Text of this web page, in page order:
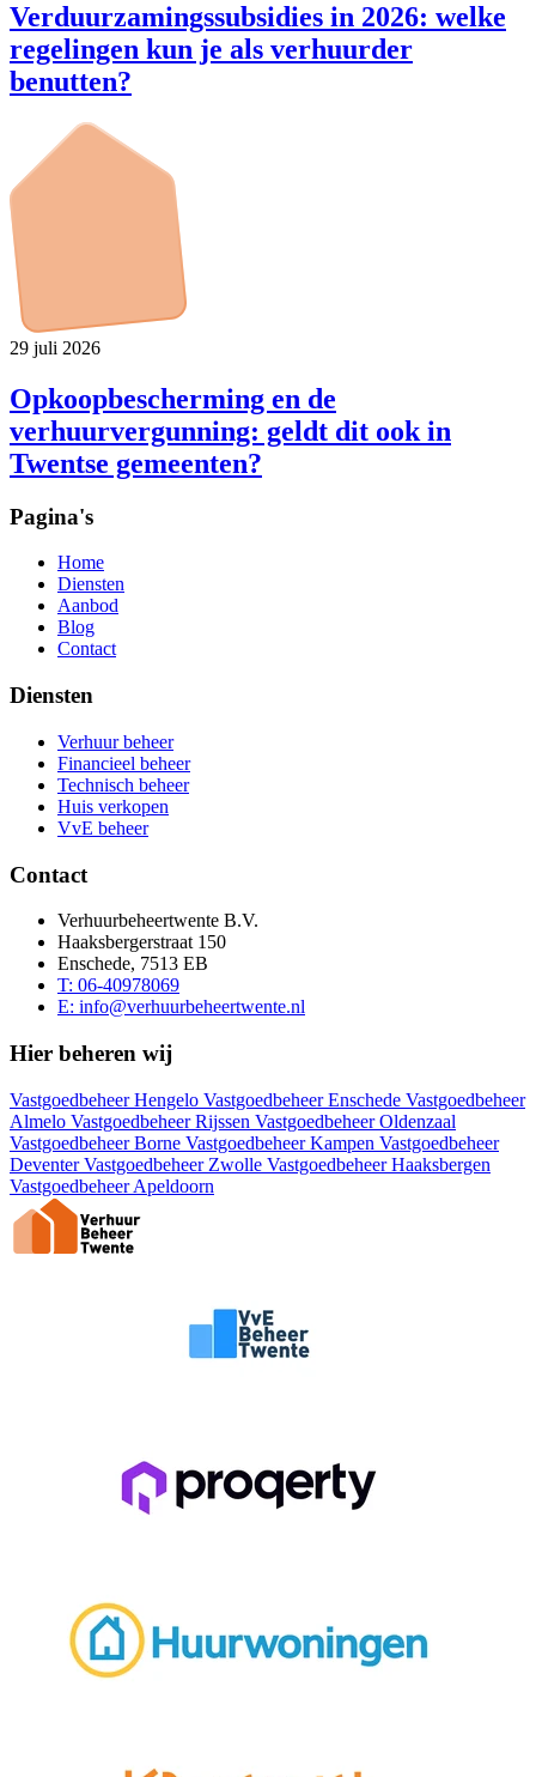
Verduurzamingssubsidies in 2026: welke
regelingen kun je als verhuurder
benutten?
29 juli 2026
Opkoopbescherming en de
verhuurvergunning: geldt dit ook in
Twentse gemeenten?
Pagina's
Home
Diensten
Aanbod
Blog
Contact
Diensten
Verhuur beheer
Financieel beheer
Technisch beheer
Huis verkopen
VvE beheer
Contact
Verhuurbeheertwente B.V.
Haaksbergerstraat 150
Enschede, 7513 EB
T: 06-40978069
E: info@verhuurbeheertwente.nl
Hier beheren wij
Vastgoedbeheer Hengelo Vastgoedbeheer Enschede Vastgoedbeheer
Almelo Vastgoedbeheer Rijssen Vastgoedbeheer Oldenzaal
Vastgoedbeheer Borne Vastgoedbeheer Kampen Vastgoedbeheer
DeventerVastgoedbeheer Zwolle Vastgoedbeheer Haaksbergen
Vastgoedbeheer Apeldoorn